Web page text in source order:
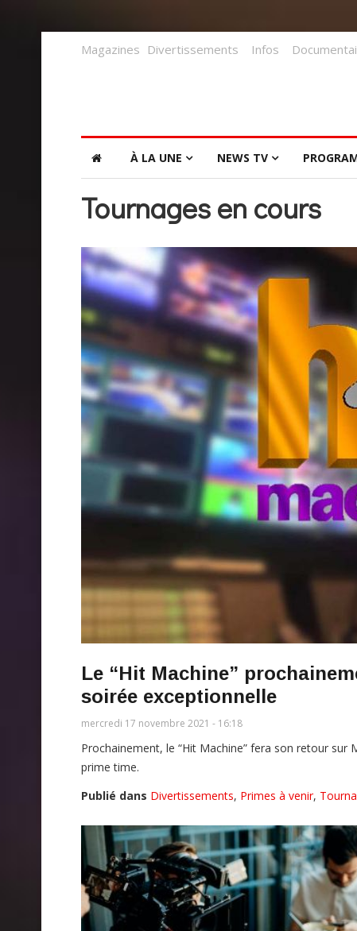
Magazines Divertissements Infos
À LA UNE NEWS TV
Tournages en cours
Le “Hit Machine”
soirée exceptionnelle
mercredi 17 novembre 2021 - 16:18
Prochainement, le “Hit Machine” fera son retour
prime time.
Publié dans Divertissements, Primes à venir,